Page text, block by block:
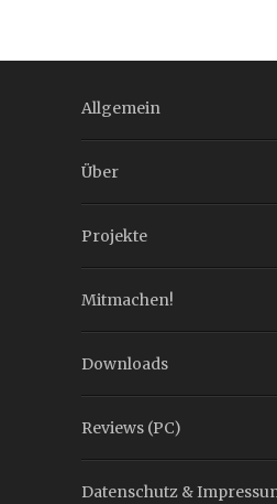
Allgemein
Über
Projekte
Mitmachen!
Downloads
Reviews (PC)
Datenschutz &